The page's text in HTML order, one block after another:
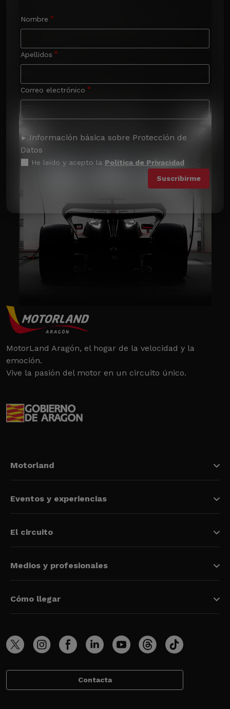
Nombre
Apellidos
Correo electrónico
Información básica sobre Protección de
Datos
He leído y acepto la Política de Privacidad
MotorLand Aragón, el hogar de la velocidad y la
emoción.
Vive la pasión del motor en un circuito único.
Motorland
Eventos y experiencias
El circuito
Medios y profesionales
Cómo llegar
Contacta